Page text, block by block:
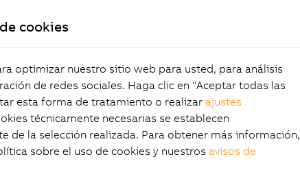
usuario de Automation PC 910
cookies
optimizar nuestro sitio web para usted, para análisis
de redes sociales. Haga clic en "Aceptar todas las
esta forma de tratamiento o realizar ajustes
técnicamente necesarias se establecen
de la selección realizada. Para obtener más información,
sobre el uso de cookies y nuestros avisos de